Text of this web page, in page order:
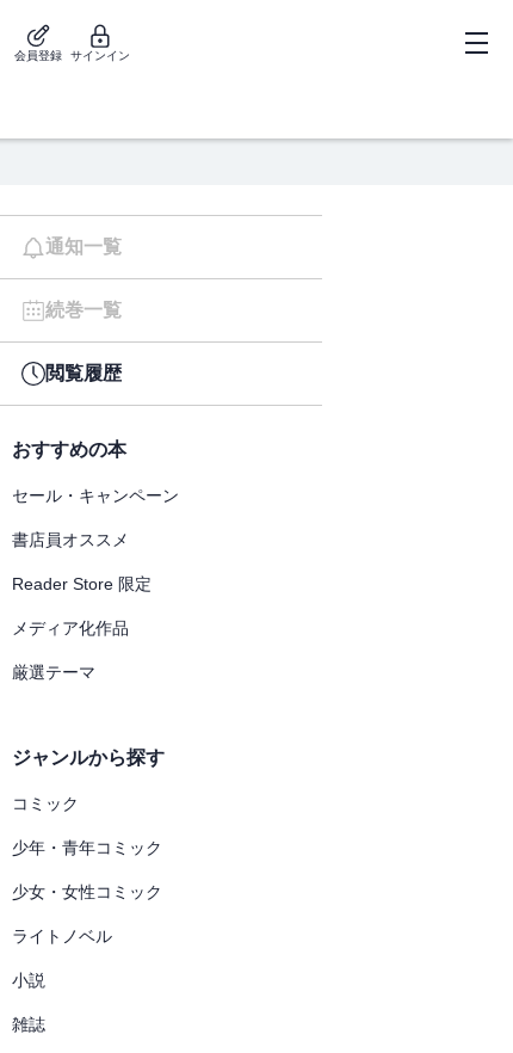
会員登録 サインイン
通知一覧
続巻一覧
閲覧履歴
おすすめの本
セール・キャンペーン
書店員オススメ
Reader Store 限定
メディア化作品
厳選テーマ
ジャンルから探す
コミック
少年・青年コミック
少女・女性コミック
ライトノベル
小説
雑誌